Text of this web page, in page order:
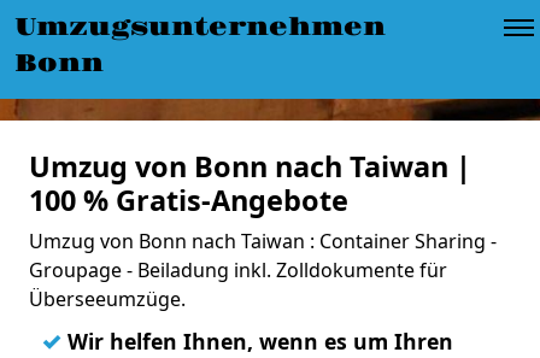
Umzugsunternehmen
Bonn
Umzug von Bonn nach Taiwan |
100 % Gratis-Angebote
Umzug von Bonn nach Taiwan : Container Sharing -
Groupage - Beiladung inkl. Zolldokumente für
Überseeumzüge.
✓ Wir helfen Ihnen, wenn es um Ihren